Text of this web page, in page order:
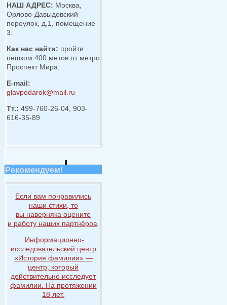
НАШ АДРЕС: Москва,
Орлово-Давыдовский
переулок, д.1, помещение
3.
Как нас найти: пройти
пешком 400 метов от метро
Проспект Мира.
E-mail:
glavpodarok@mail.ru
Тт.: 499-760-26-04, 903-
616-35-89
Рекомендуем!
Если вам понравились
наши стихи, то
вы наверняка оцените
и работу наших партнёров.
Информационно-
исследовательский центр
«История фамилии» —
центр, который
действительно исследует
фамилии. На протяжении
18 лет.